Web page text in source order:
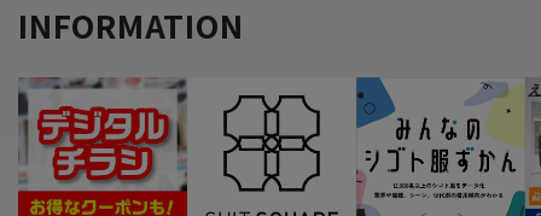
INFORMATION